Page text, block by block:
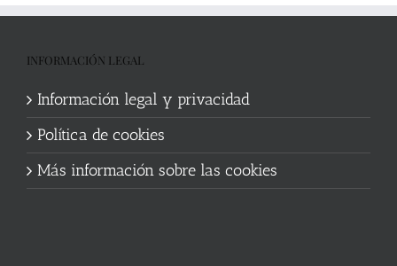
INFORMACIÓN LEGAL
Información legal y privacidad
Política de cookies
Más información sobre las cookies